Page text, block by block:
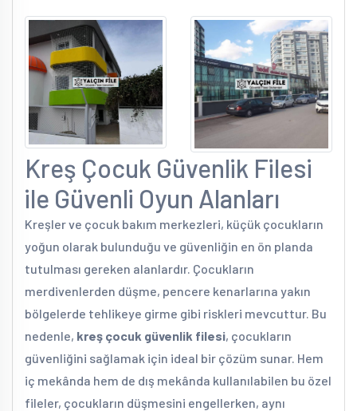
Kreş Çocuk Güvenlik Filesi
ile Güvenli Oyun Alanları
Kreşler ve çocuk bakım merkezleri, küçük çocukların
yoğun olarak bulunduğu ve güvenliğin en ön planda
tutulması gereken alanlardır. Çocukların
merdivenlerden düşme, pencere kenarlarına yakın
bölgelerde tehlikeye girme gibi riskleri mevcuttur. Bu
nedenle, kreş çocuk güvenlik filesi, çocukların
güvenliğini sağlamak için ideal bir çözüm sunar. Hem
iç mekânda hem de dış mekânda kullanılabilen bu özel
fileler, çocukların düşmesini engellerken, aynı